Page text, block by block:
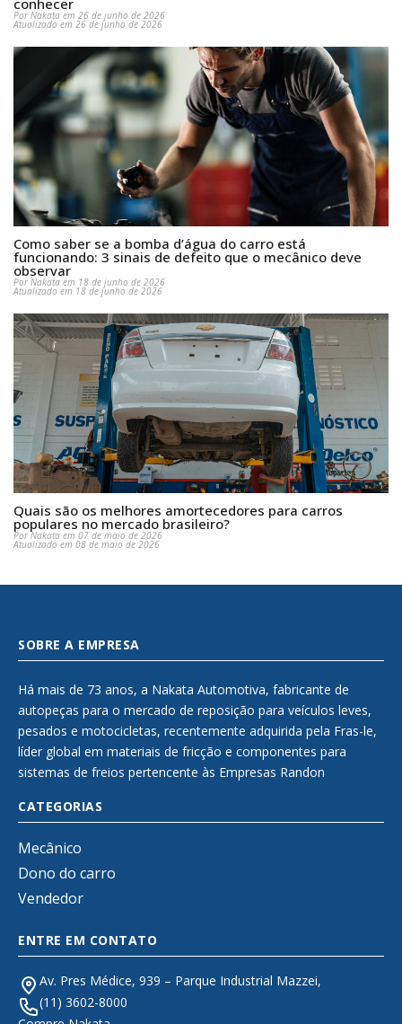
conhecer
Por Nakata em 26 de junho de 2026
Atualizado em 26 de junho de 2026
Como saber se a bomba d’água do carro está
funcionando: 3 sinais de defeito que o mecânico deve
observar
Por Nakata em 18 de junho de 2026
Atualizado em 18 de junho de 2026
Quais são os melhores amortecedores para carros
populares no mercado brasileiro?
Por Nakata em 07 de maio de 2026
Atualizado em 08 de maio de 2026
SOBRE A EMPRESA
Há mais de 73 anos, a Nakata Automotiva, fabricante de
autopeças para o mercado de reposição para veículos leves,
pesados e motocicletas, recentemente adquirida pela Fras-le,
líder global em materiais de fricção e componentes para
sistemas de freios pertencente às Empresas Randon
CATEGORIAS
Mecânico
Dono do carro
Vendedor
ENTRE EM CONTATO
Av. Pres Médice, 939 – Parque Industrial Mazzei,
(11) 3602-8000